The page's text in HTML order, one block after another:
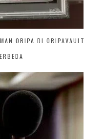
ORIPA DI ORIPAVAULT